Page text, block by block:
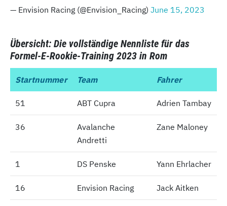
— Envision Racing (@Envision_Racing) June 15, 2023
Übersicht: Die vollständige Nennliste für das
Formel-E-Rookie-Training 2023 in Rom
Startnummer Team Fahrer
51 ABT Cupra Adrien Tambay
36
Avalanche
Andretti
Zane Maloney
1 DS Penske Yann Ehrlacher
16 Envision Racing Jack Aitken
Startnummer
51
36
1
16